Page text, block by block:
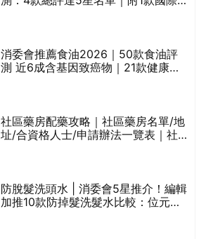
消委會推薦食油2026｜50款食油評
測 近6成含基因致癌物｜21款健康煮
社區藥房配藥攻略｜社區藥房名單/地
址/合資格人士/申請辦法一覽表｜社
防脫髮洗頭水 | 消委會5星推介！編輯
加推10款防掉髮洗髮水比較：位元